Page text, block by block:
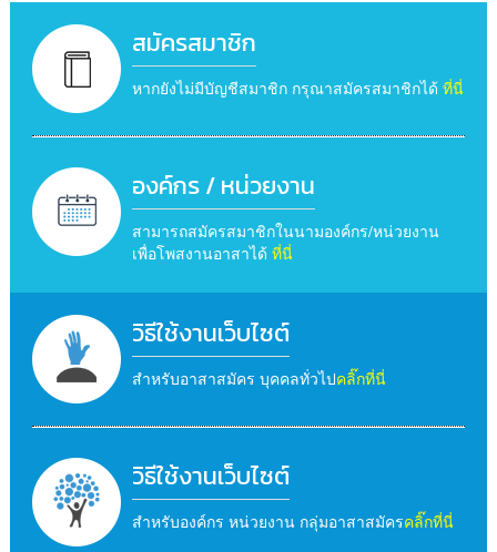
สมัครสมาชิก
หากยังไม่มีบัญชีสมาชิก กรุณาสมัครสมาชิกได้ ที่นี่
องค์กร / หน่วยงาน
สามารถสมัครสมาชิกในนามองค์กร/หน่วยงาน
เพื่อโพสงานอาสาได้ ที่นี่
วิธีใช้งานเว็บไซต์
สำหรับอาสาสมัคร บุคคลทั่วไปคลิ๊กที่นี่
วิธีใช้งานเว็บไซต์
สำหรับองค์กร หน่วยงาน กลุ่มอาสาสมัครคลิ๊กที่นี่